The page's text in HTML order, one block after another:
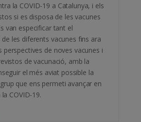
la COVID-19 a Catalunya, i els
si es disposa de les vacunes
van especificar tant el
les diferents vacunes fins ara
perspectives de noves vacunes i
de vacunació, amb la
el més aviat possible la
que ens permeti avançar en
COVID-19.